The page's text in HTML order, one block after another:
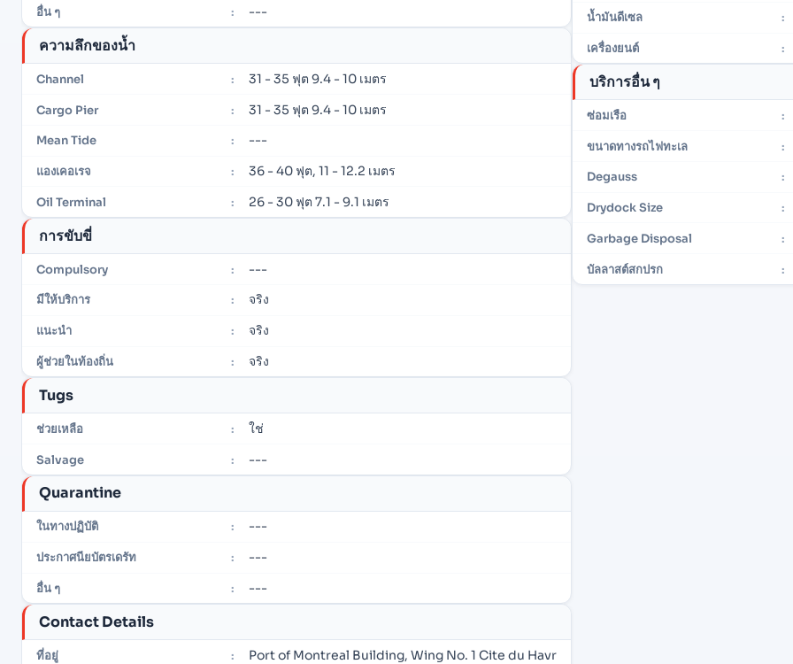
อื่น ๆ : ---
ความลึกของน้ำ
Channel : 31 - 35 ฟุต 9.4 - 10 เมตร
Cargo Pier : 31 - 35 ฟุต 9.4 - 10 เมตร
Mean Tide : ---
แองเคอเรจ : 36 - 40 ฟุต, 11 - 12.2 เมตร
Oil Terminal : 26 - 30 ฟุต 7.1 - 9.1 เมตร
การขับขี่
Compulsory : ---
มีให้บริการ : จริง
แนะนำ : จริง
ผู้ช่วยในท้องถิ่น : จริง
Tugs
ช่วยเหลือ : ใช่
Salvage : ---
Quarantine
ในทางปฏิบัติ : ---
ประกาศนียบัตรเดรัท : ---
อื่น ๆ : ---
Contact Details
ที่อยู่ :
Port of Montreal Building, Wing No. 1 Cite du Havr
น้ำมันดีเซล :
เครื่องยนต์ :
บริการอื่น ๆ
ซ่อมเรือ :
ขนาดทางรถไฟทะเล :
Degauss :
Drydock Size :
Garbage Disposal :
บัลลาสต์สกปรก :